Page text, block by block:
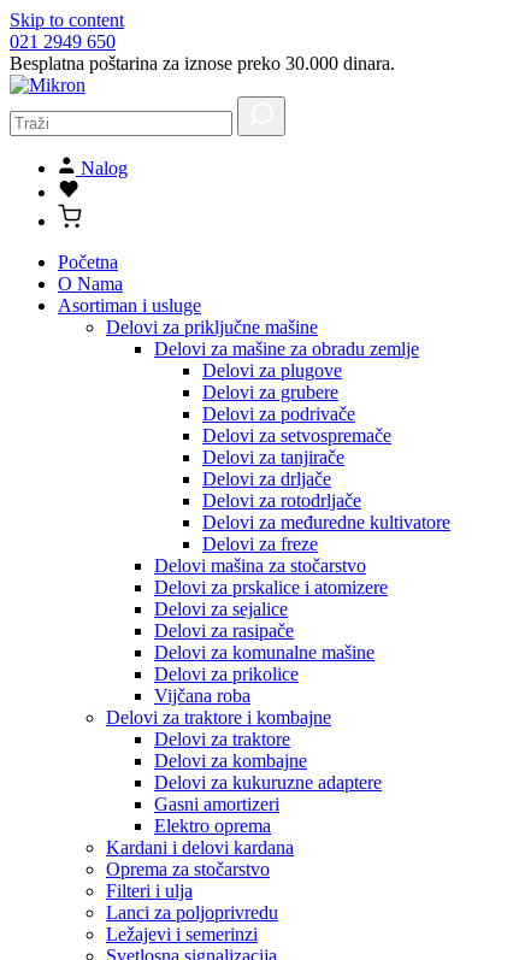
Skip to content
021 2949 650
Besplatna poštarina za iznose preko 30.000 dinara.
Nalog
Početna
O Nama
Asortiman i usluge
Delovi za priključne mašine
Delovi za mašine za obradu zemlje
Delovi za plugove
Delovi za grubere
Delovi za podrivače
Delovi za setvospremače
Delovi za tanjirače
Delovi za drljače
Delovi za rotodrljače
Delovi za međuredne kultivatore
Delovi za freze
Delovi mašina za stočarstvo
Delovi za prskalice i atomizere
Delovi za sejalice
Delovi za rasipače
Delovi za komunalne mašine
Delovi za prikolice
Vijčana roba
Delovi za traktore i kombajne
Delovi za traktore
Delovi za kombajne
Delovi za kukuruzne adaptere
Gasni amortizeri
Elektro oprema
Kardani i delovi kardana
Oprema za stočarstvo
Filteri i ulja
Lanci za poljoprivredu
Ležajevi i semerinzi
Svetlosna signalizacija